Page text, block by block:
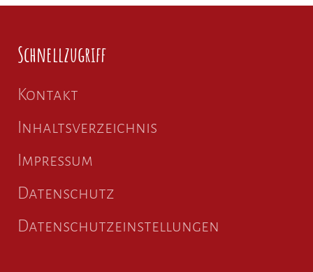
Schnellzugriff
Kontakt
Inhaltsverzeichnis
Impressum
Datenschutz
Datenschutzeinstellungen